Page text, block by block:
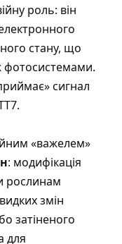
роль: він
стану, що
фотосистемами.
сигнал
«важелем»
: модифікація
рослинам
змін
затіненого
для